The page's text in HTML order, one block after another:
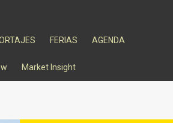
FERIAS AGENDA
Market Insight